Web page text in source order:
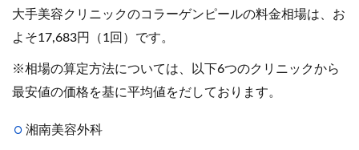
大手美容クリニックのコラーゲンピールの料金相場は、お
よそ17,683円（1回）です。
※相場の算定方法については、以下6つのクリニックから
最安値の価格を基に平均値をだしております。
湘南美容外科